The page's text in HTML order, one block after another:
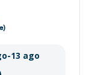
13 ago